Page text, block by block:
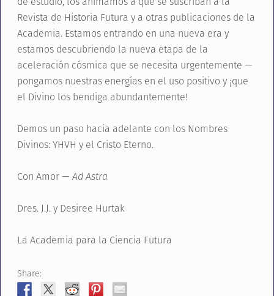
Revista de Historia Futura y a otras publicaciones de la
Academia. Estamos entrando en una nueva era y
estamos descubriendo la nueva etapa de la
aceleración cósmica que se necesita urgentemente —
pongamos nuestras energías en el uso positivo y ¡que
el Divino los bendiga abundantemente!
Demos un paso hacia adelante con los Nombres
Divinos: YHVH y el Cristo Eterno.
Con Amor — Ad Astra
Dres. J.J. y Desiree Hurtak
La Academia para la Ciencia Futura
Share: